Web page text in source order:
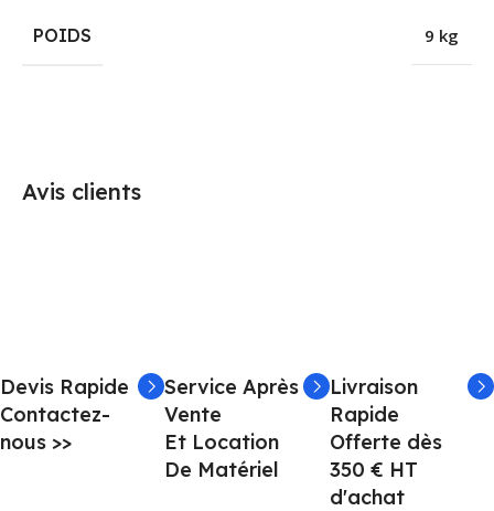
POIDS 9 kg
Avis clients
Devis Rapide
Contactez-
nous >>
Service Après
Vente
Et Location
De Matériel
Livraison
Rapide
Offerte dès
350 € HT
d'achat